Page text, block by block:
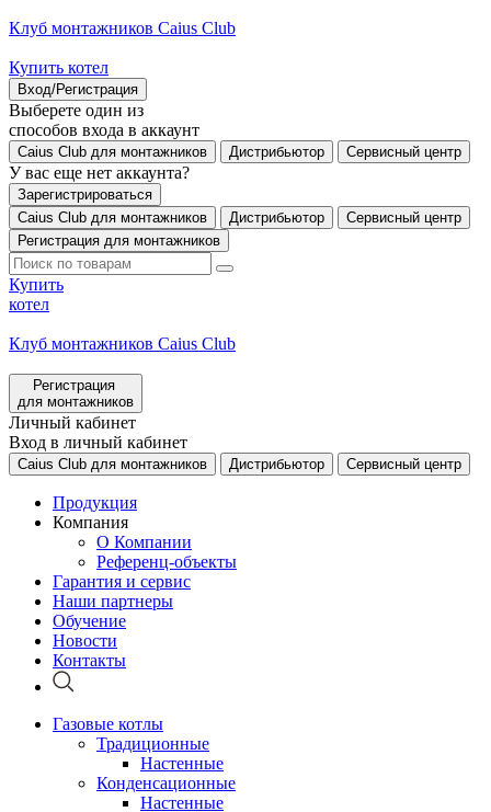
Клуб монтажников Caius Club
Купить котел
Вход/Регистрация
Выберете один из
способов входа в аккаунт
Caius Club для монтажников Дистрибьютор Сервисный центр
У вас еще нет аккаунта?
Зарегистрироваться
Caius Club для монтажников
Дистрибьютор
Сервисный центр
Регистрация для монтажников
Купить
котел
Клуб монтажников Caius Club
Регистрация
для монтажников
Личный кабинет
Вход в личный кабинет
Caius Club для монтажников Дистрибьютор Сервисный центр
Продукция
Компания
О Компании
Референц-объекты
Гарантия и сервис
Наши партнеры
Обучение
Новости
Контакты
Газовые котлы
Традиционные
Настенные
Конденсационные
Настенные